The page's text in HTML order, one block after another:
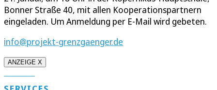
Bonner Straße 40, mit allen Kooperationspartnern
eingeladen. Um Anmeldung per E-Mail wird gebeten.
info@projekt-grenzgaenger.de
ANZEIGE X